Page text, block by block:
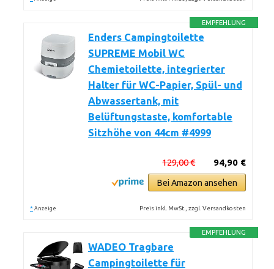
EMPFEHLUNG
Enders Campingtoilette
SUPREME Mobil WC
Chemietoilette, integrierter
Halter für WC-Papier, Spül- und
Abwassertank, mit
Belüftungstaste, komfortable
Sitzhöhe von 44cm #4999
94,90 €
129,00 €
Bei Amazon ansehen
* Anzeige Preis inkl. MwSt., zzgl. Versandkosten
EMPFEHLUNG
WADEO Tragbare
Campingtoilette für